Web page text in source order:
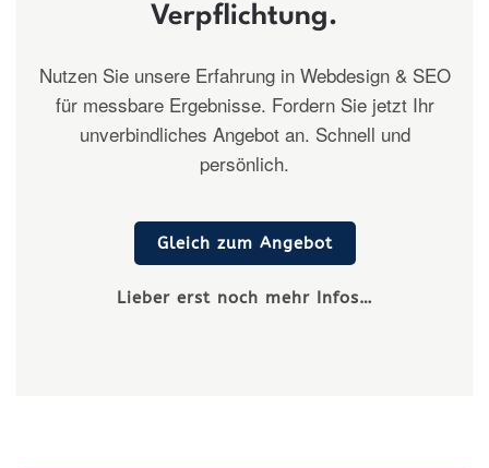
Verpflichtung.
Nutzen Sie unsere Erfahrung in Webdesign & SEO
für messbare Ergebnisse. Fordern Sie jetzt Ihr
unverbindliches Angebot an. Schnell und
persönlich.
Gleich zum Angebot
Lieber erst noch mehr Infos…